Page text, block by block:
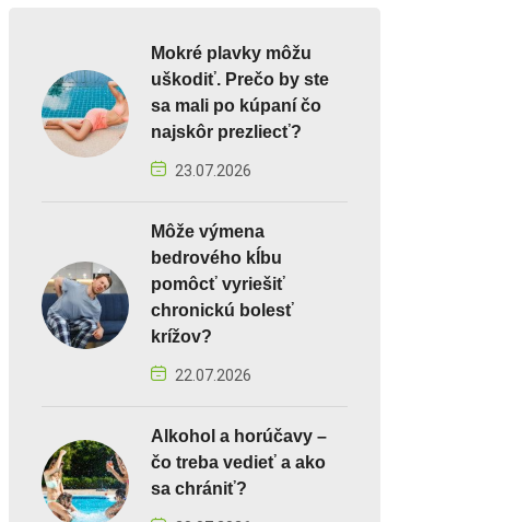
Mokré plavky môžu
uškodiť. Prečo by ste
sa mali po kúpaní čo
najskôr prezliecť?
23.07.2026
Môže výmena
bedrového kĺbu
pomôcť vyriešiť
chronickú bolesť
krížov?
22.07.2026
Alkohol a horúčavy –
čo treba vedieť a ako
sa chrániť?